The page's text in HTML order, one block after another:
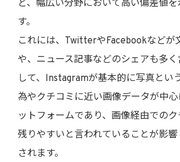
ど、幅広い分野において高い偏差値
す。
これには、TwitterやFacebookなどが
や、ニュース記事などのシェアも多
して、Instagramが基本的に写真とい
為やクチコミに近い画像データが中
ットフォームであり、画像経由での
残りやすいと言われていることが影
されます。